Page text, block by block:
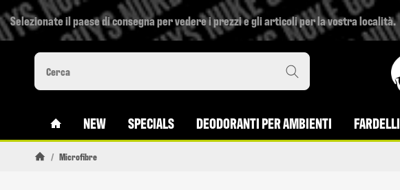
Selezionate il paese di consegna per vedere i prezzi e gli articoli per la vostra località.
#CUSTOM.LINKHOME#
NEW SPECIALS DEODORANTI PER AMBIENTI FARDELLI
/ Microfibre